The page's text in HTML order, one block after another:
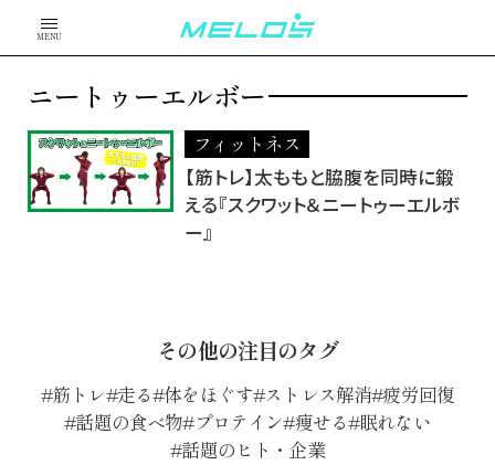
MENU
ニートゥーエルボー
フィットネス
【筋トレ】太ももと脇腹を同時に鍛
える『スクワット＆ニートゥーエルボ
ー』
その他の注目のタグ
筋トレ 走る 体をほぐす ストレス解消 疲労回復
話題の食べ物 プロテイン 痩せる 眠れない
話題のヒト・企業